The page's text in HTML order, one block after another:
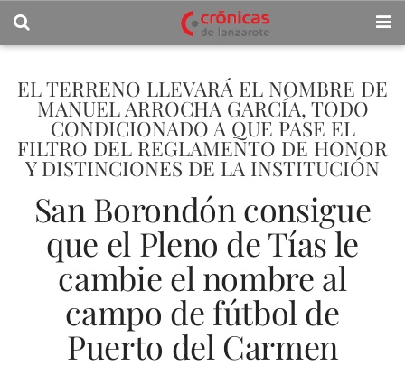
EL TERRENO LLEVARÁ EL NOMBRE DE
MANUEL ARROCHA GARCÍA, TODO
CONDICIONADO A QUE PASE EL
FILTRO DEL REGLAMENTO DE HONOR
Y DISTINCIONES DE LA INSTITUCIÓN
San Borondón consigue
que el Pleno de Tías le
cambie el nombre al
campo de fútbol de
Puerto del Carmen